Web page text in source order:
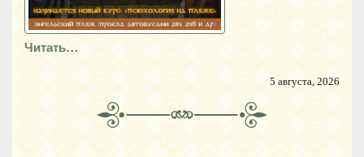
Читать…
5 августа, 2026